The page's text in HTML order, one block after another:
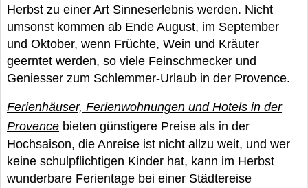
Herbst zu einer Art Sinneserlebnis werden. Nicht
umsonst kommen ab Ende August, im September
und Oktober, wenn Früchte, Wein und Kräuter
geerntet werden, so viele Feinschmecker und
Geniesser zum Schlemmer-Urlaub in der Provence.
Ferienhäuser, Ferienwohnungen und Hotels in der
Provence bieten günstigere Preise als in der
Hochsaison, die Anreise ist nicht allzu weit, und wer
keine schulpflichtigen Kinder hat, kann im Herbst
wunderbare Ferientage bei einer Städtereise